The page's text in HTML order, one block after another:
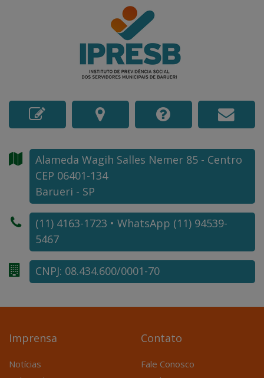
Alameda Wagih Salles Nemer 85 - Centro
CEP 06401-134
Barueri - SP
(11) 4163-1723 • WhatsApp (11) 94539-
5467
CNPJ: 08.434.600/0001-70
Imprensa
Notícias
Contato
Fale Conosco